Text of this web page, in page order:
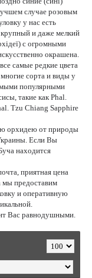
случае розовым
у нас есть
и даже мелкий
с огромными
окрашена.
самые редкие цвета
сорта и виды у
популярными
такие как Phal.
Tzu Chiang Sapphire
орхидею от природы
Если Вы
находится
приятная цена
мы предоставим
и оперативную
Вас равнодушными.